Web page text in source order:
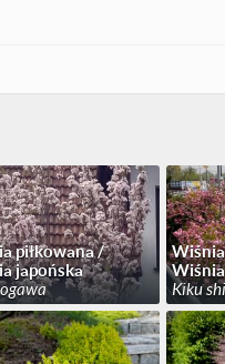
piłkowana /
japońska
Kiku